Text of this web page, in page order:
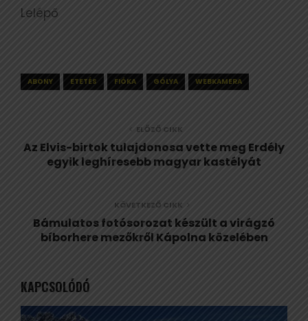
Lelépő
ABONY ETETÉS FIÓKA GÓLYA WEBKAMERA
ELŐZŐ CIKK
Az Elvis-birtok tulajdonosa vette meg Erdély
egyik leghíresebb magyar kastélyát
KÖVETKEZŐ CIKK
Bámulatos fotósorozat készült a virágzó
bíborhere mezőkről Kápolna közelében
KAPCSOLÓDÓ